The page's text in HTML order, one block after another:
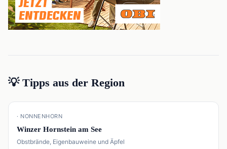
💡 Tipps aus der Region
📍
· NONNENHORN
Winzer Hornstein am See
Obstbrände, Eigenbauweine und Äpfel